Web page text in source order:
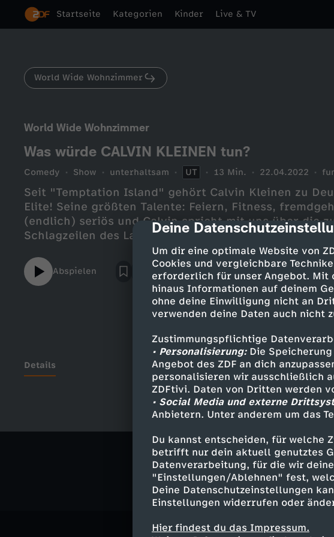
cmp-dialog-description
Deine
Um dir eine optimale Website von
Cookies und vergleichbare
erforderlich für unser Angebot. Mit
hinaus Informationen auf deinem
ohne deine Einwilligung nicht an
verwenden deine Daten auch nicht
Zustimmungspflichtige
• Personalisierung:Die
Angebot des ZDF an dich
personalisieren wir ausschließlich
ZDFtivi. Daten von Dritten werden
• Social Media und externe
Anbietern. Unter anderem um das
Du kannst entscheiden, für welche
betrifft nur dein aktuell genutztes
Datenverarbeitung, für die wir
"Einstellungen/Ablehnen" fest,
Deine Datenschutzeinstellungen
Einstellungen widerrufen oder
Hier findest du das Impressum.
Startseite Kategorien Kinder Live & TV
World Wide Wohnzimmer
World Wide Wohnzimmer
Was würde CALVIN KLEINEN tun?
Comedy Show unterhaltsam UT 13 Min. 22.04.2022
Seit "Temptation Island" gehört Calvin Kleinen zu
Elite! Seine größten Talente: Feiern, Fitness,
(endlich) seriös und Calvin spricht mit uns über die
Schlagzeilen des Landes.
Abspielen
Details
Ähnliche Inhalte
Comedy Show